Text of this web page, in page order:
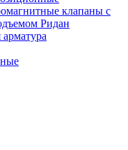
клапаны с
Ридан